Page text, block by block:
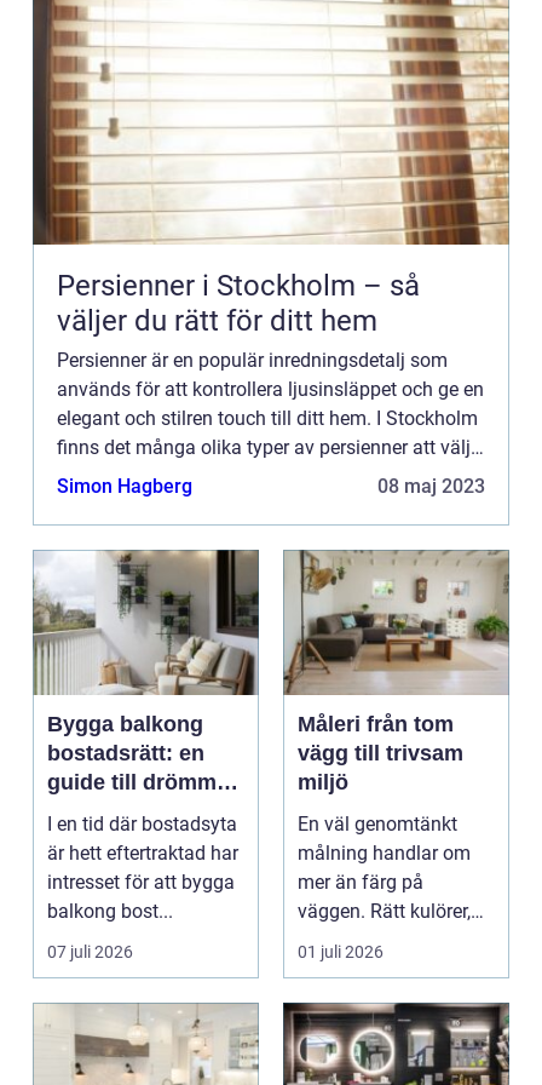
Persienner i Stockholm – så
väljer du rätt för ditt hem
Persienner är en populär inredningsdetalj som
används för att kontrollera ljusinsläppet och ge en
elegant och stilren touch till ditt hem. I Stockholm
finns det många olika typer av persienner att välja
mellan, vil...
Simon Hagberg 08 maj 2023
Bygga balkong
bostadsrätt: en
guide till drömmen
om extra yta
I en tid där bostadsyta
är hett eftertraktad har
intresset för att bygga
balkong bost...
07 juli 2026
Måleri från tom
vägg till trivsam
miljö
En väl genomtänkt
målning handlar om
mer än färg på
väggen. Rätt kulörer,
noggrant underarbete
och e...
01 juli 2026